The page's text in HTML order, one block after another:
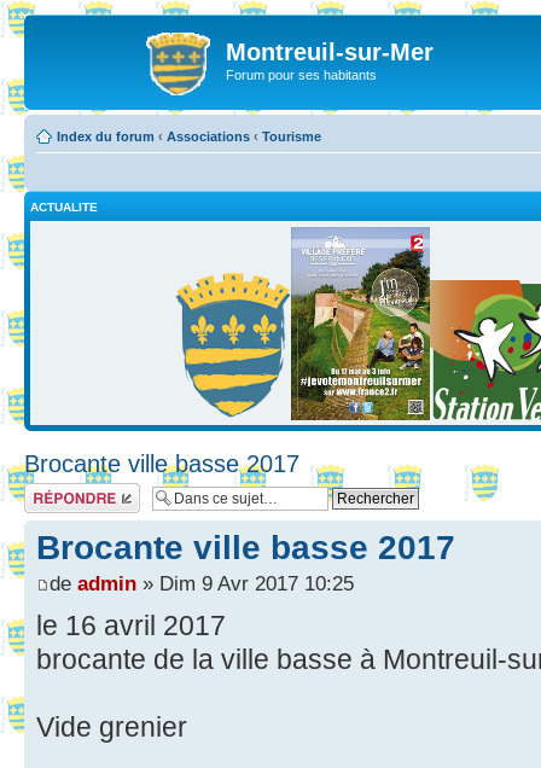
Montreuil-sur-Mer
Forum pour ses habitants
Index du forum ‹ Associations ‹ Tourisme
ACTUALITE
Brocante ville basse 2017
Répondre
Brocante ville basse 2017
de admin » Dim 9 Avr 2017 10:25
le 16 avril 2017
brocante de la ville basse à Montreuil-
Vide grenier